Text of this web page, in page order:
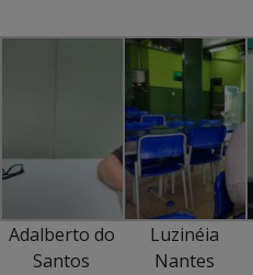
Adalberto do
Santos
Luzinéia
Nantes